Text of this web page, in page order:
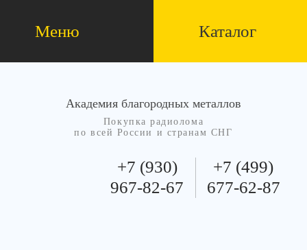
Меню Каталог
Академия благородных металлов
Покупка радиолома
по всей России и странам СНГ
+7 (930)
967-82-67
+7 (499)
677-62-87